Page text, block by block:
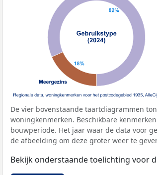
De vier bovenstaande taartdiagrammen
woningkenmerken. Beschikbare
bouwperiode. Het jaar waar de data voor
de afbeelding om deze groter weer te
Bekijk onderstaande toelichting voor